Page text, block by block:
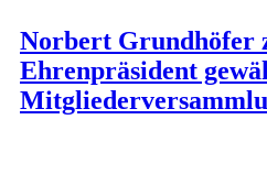
Norbert Grundhöfer
Ehrenpräsident